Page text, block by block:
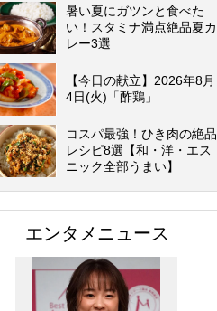
暑い夏にガツンと食べた
い！スタミナ満点絶品夏カ
レー3選
【今日の献立】2026年8月
4日(火)「酢鶏」
コスパ最強！ひき肉の絶品
レシピ8選【和・洋・エス
ニック全部うまい】
エンタメニュース